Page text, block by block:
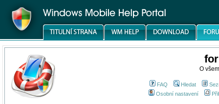
O
FAQ Hledat
Osobní nastavení